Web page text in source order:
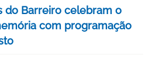
do Barreiro celebram o
com programação